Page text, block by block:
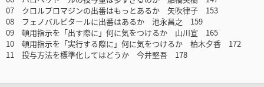
07 クロルプロマジンの出番はもっとあるか 矢吹律子 153
08 フェノバルビタールに出番はあるか 池永昌之 159
09 頓用指示を「出す際に」何に気をつけるか 山川宣 165
10 頓用指示を「実行する際に」何に気をつけるか 柏木夕香 172
11 投与方法を標準化してはどうか 今井堅吾 178